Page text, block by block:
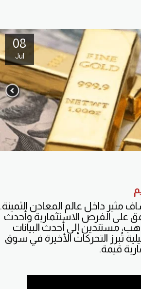
08
Jul
مثير داخل عالم المعادن الثمينة.
على الفرص الاستثمارية وأحدث
مستندين إلى أحدث البيانات
تُبرز التحركات الأخيرة في سوق
قيمة.